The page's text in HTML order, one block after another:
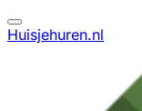
Huisjehuren.nl